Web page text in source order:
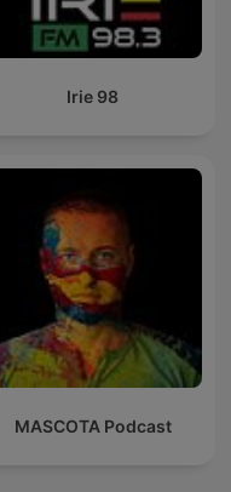
Irie 98
MASCOTA Podcast